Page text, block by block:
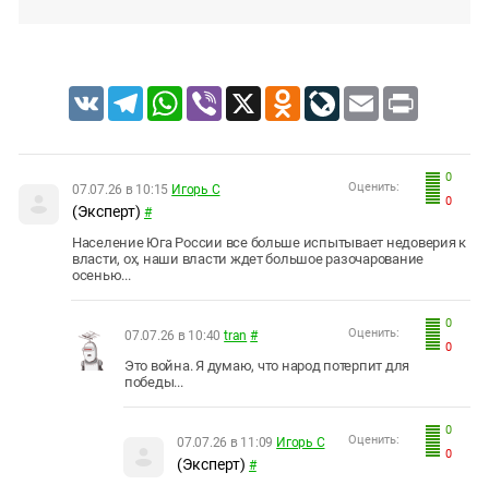
VK TelegramWhatsApp
Viber X Odnoklassniki
LiveJournal
Email Print
0
0
Оценить:
07.07.26 в 10:15 Игорь С
(Эксперт) #
Население Юга России все больше испытывает недоверия к
власти, ох, наши власти ждет большое разочарование
осенью...
0
0
Оценить:
07.07.26 в 10:40 tran #
Это война. Я думаю, что народ потерпит для
победы...
0
0
Оценить:
07.07.26 в 11:09 Игорь С
(Эксперт) #